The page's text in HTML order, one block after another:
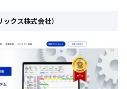
クス株式会社）